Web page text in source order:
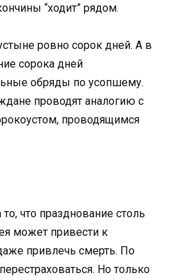
“ходит” рядом.
ровно сорок дней. А в
сорока дней
обряды по усопшему.
проводят аналогию с
проводящимся
что празднование столь
может привести к
привлечь смерть. По
Но только